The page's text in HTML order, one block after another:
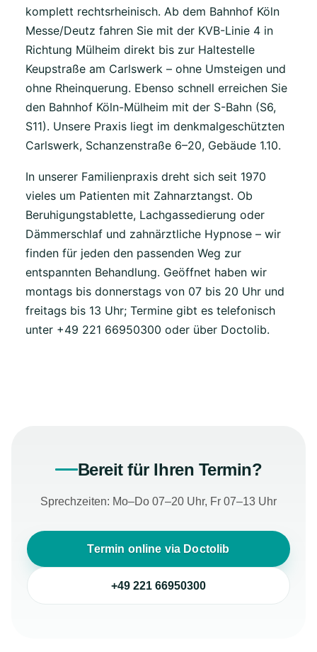
komplett rechtsrheinisch. Ab dem Bahnhof Köln
Messe/Deutz fahren Sie mit der KVB-Linie 4 in
Richtung Mülheim direkt bis zur Haltestelle
Keupstraße am Carlswerk – ohne Umsteigen und
ohne Rheinquerung. Ebenso schnell erreichen Sie
den Bahnhof Köln-Mülheim mit der S-Bahn (S6,
S11). Unsere Praxis liegt im denkmalgeschützten
Carlswerk, Schanzenstraße 6–20, Gebäude 1.10.
In unserer Familienpraxis dreht sich seit 1970
vieles um Patienten mit Zahnarztangst. Ob
Beruhigungstablette, Lachgassedierung oder
Dämmerschlaf und zahnärztliche Hypnose – wir
finden für jeden den passenden Weg zur
entspannten Behandlung. Geöffnet haben wir
montags bis donnerstags von 07 bis 20 Uhr und
freitags bis 13 Uhr; Termine gibt es telefonisch
unter +49 221 66950300 oder über Doctolib.
Bereit für Ihren Termin?
Sprechzeiten: Mo–Do 07–20 Uhr, Fr 07–13 Uhr
Termin online via Doctolib
+49 221 66950300